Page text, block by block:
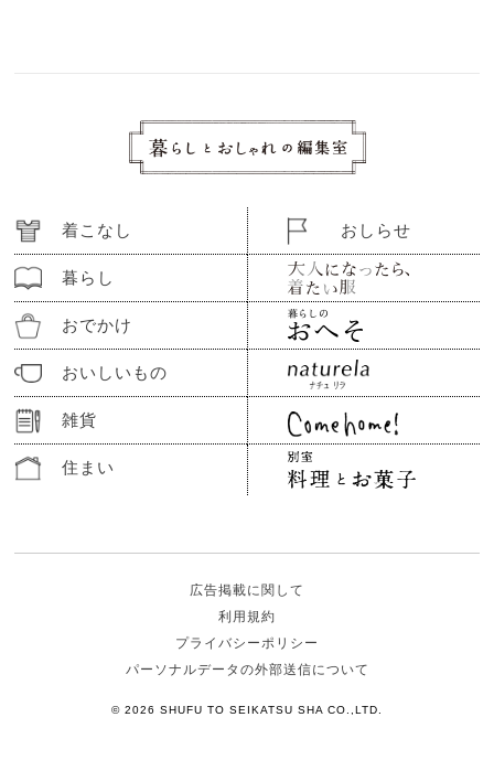
着こなし
暮らし
おでかけ
おいしいもの
雑貨
住まい
おしらせ
広告掲載に関して
利用規約
プライバシーポリシー
パーソナルデータの外部送信について
© 2026 SHUFU TO SEIKATSU SHA CO.,LTD.